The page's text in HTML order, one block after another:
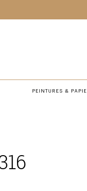
PEINTURES &